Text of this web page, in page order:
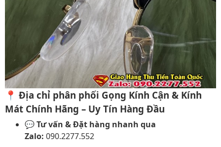
📍 Địa chỉ phân phối Gọng Kính Cận & Kính
Mát Chính Hãng – Uy Tín Hàng Đầu
💬Tư vấn & Đặt hàng nhanh qua
Zalo: 090.2277.552